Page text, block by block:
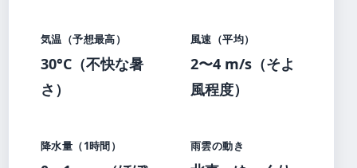
気温（予想最高）
30°C（不快な暑
さ）
風速（平均）
2〜4 m/s（そよ
風程度）
降水量（1時間） 雨雲の動き